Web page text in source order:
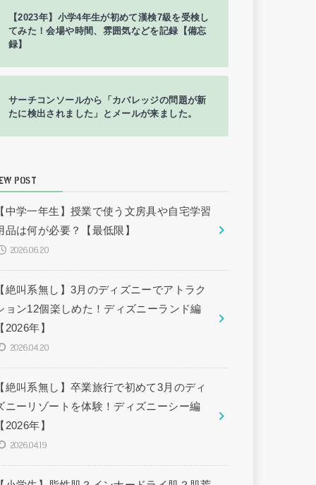
【2023年】小学4年生が初めて漢検7級を受検し
てみた！会場や時間、雰囲気などを記録【備忘
録】
サーチコンソールから「カバレッジの問題が新
たに検出されました」とメールが来ました。
POST
中学一年生】授業で使う文房具や自宅学習
品は何が必要？【最低限】
2026.06.20
絶叫系無し】3月のディズニーでアトラク
ョン12個楽しめた！ディズニーランド編
2026年】
2026.04.20
絶叫系無し】卒業旅行で初めて3月のディ
ニーリゾートを体験！ディズニーシー編
2026年】
2026.04.19